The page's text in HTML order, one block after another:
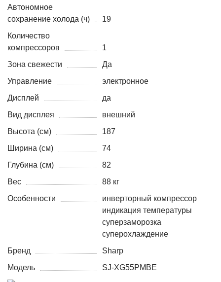
Автономное
сохранение холода (ч)
19
Количество
компрессоров
1
Зона свежести
Да
Управление
электронное
Дисплей
да
Вид дисплея
внешний
Высота (см)
187
Ширина (см)
74
Глубина (см)
82
Вес
88 кг
Особенности
инверторный компрессор
индикация температуры
суперзаморозка
суперохлаждение
Бренд
Sharp
Модель
SJ-XG55PMBE